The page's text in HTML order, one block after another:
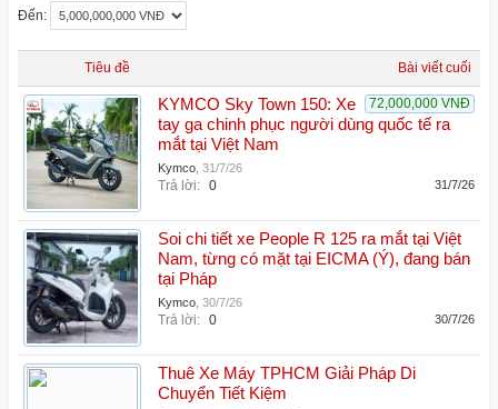
Đến:
Tiêu đề Bài viết cuối
72,000,000 VNĐ
KYMCO Sky Town 150: Xe
tay ga chinh phục người dùng quốc tế ra
mắt tại Việt Nam
Kymco 31/7/26
Trả lời: 0 31/7/26
Soi chi tiết xe People R 125 ra mắt tại Việt
Nam, từng có mặt tại EICMA (Ý), đang bán
tại Pháp
Kymco 30/7/26
Trả lời: 0 30/7/26
Thuê Xe Máy TPHCM Giải Pháp Di
Chuyển Tiết Kiệm